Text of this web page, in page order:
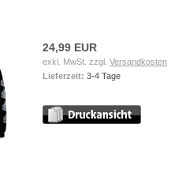
24,99 EUR
exkl. MwSt. zzgl. Versandkosten
Lieferzeit: 3-4 Tage